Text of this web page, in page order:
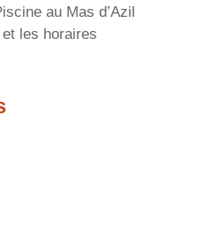
au Mas d’Azil
les horaires